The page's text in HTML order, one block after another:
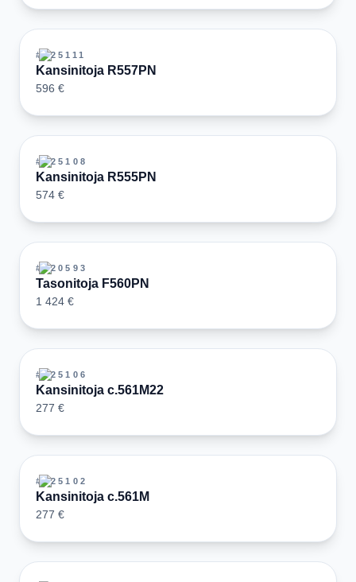
#125111
Kansinitoja R557PN
596 €
#125108
Kansinitoja R555PN
574 €
#120593
Tasonitoja F560PN
1 424 €
#125106
Kansinitoja c.561M22
277 €
#125102
Kansinitoja c.561M
277 €